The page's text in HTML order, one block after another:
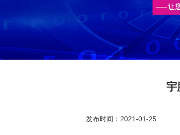
宇
发布时间：2021-01-25